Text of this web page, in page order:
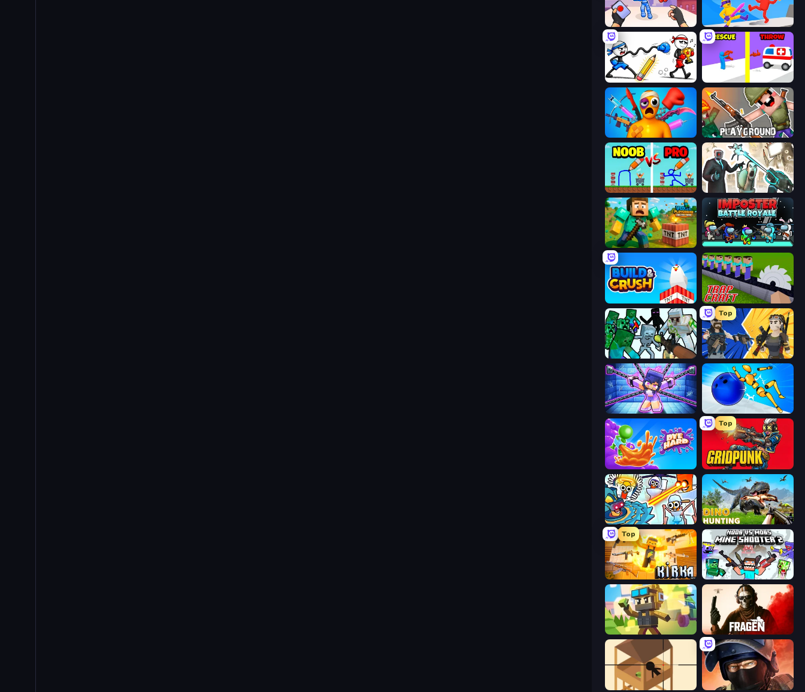
TNT Bomber Ragdoll Ninja: Imposter Hero
Doodle Smash Rescue Throw
Fun Ragdoll Challenge! Playground
DOP Noob: Draw to Save Skibidi Toilets: Infection
Voxel Playground: Ragdoll Noob Imposter Battle Royale
Build and Crush Trap Craft
Top
BuildNow GG
Mini Mine Playground Man! Ragdoll Show!
Dye Hard
Top
Toilets Worms Shooter Dino Hunting Jurassic World
Top
Kirka.io Mine Shooter 2: Noob vs Mobs
Pixel Shooter Fragen
Elite Sniper Bullet Force